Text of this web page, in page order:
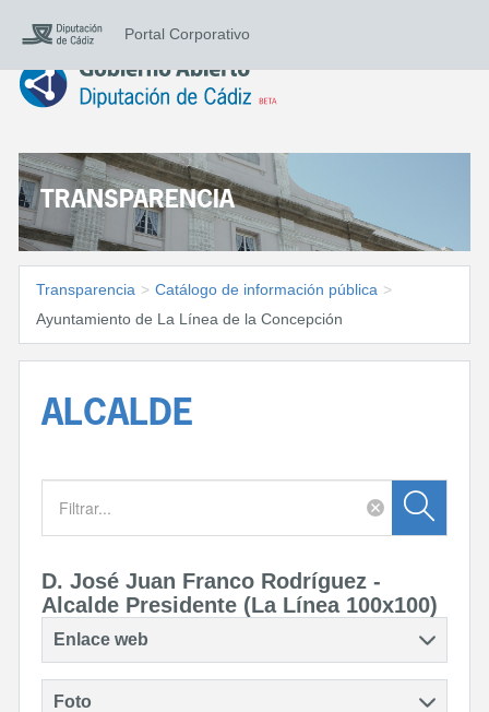
Portal Corporativo
TRANSPARENCIA
Transparencia > Catálogo de información pública >
Ayuntamiento de La Línea de la Concepción
ALCALDE
D. José Juan Franco Rodríguez -
Alcalde Presidente (La Línea 100x100)
Enlace web
Foto